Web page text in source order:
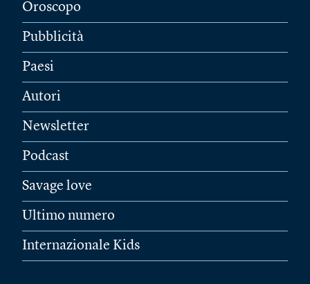
Oroscopo
Pubblicità
Paesi
Autori
Newsletter
Podcast
Savage love
Ultimo numero
Internazionale Kids